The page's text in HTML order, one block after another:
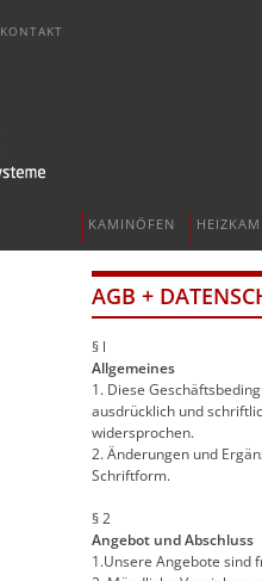
KONTAKT
KAMINÖFEN
AGB +
§ l
Allgemeines
1. Diese
ausdrücklich und
widersprochen.
2. Änderungen und
Schriftform.
§ 2
Angebot und Abschluss
1.Unsere Angebote sind